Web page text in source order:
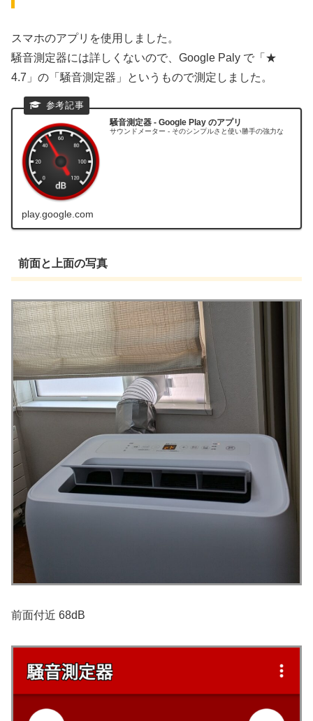
スマホのアプリを使用しました。
騒音測定器には詳しくないので、Google Paly で「★
4.7」の「騒音測定器」というもので測定しました。
騒音測定器 - Google Play のアプリ
サウンドメーター - そのシンプルさと使い勝手の強力な
play.google.com
前面と上面の写真
前面付近 68dB